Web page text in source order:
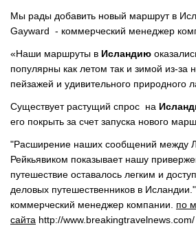
Мы рады добавить новый маршрут в
Gayward - коммерческий менеджер
«Наши маршруты в Исландию
популярны как летом так и зимой из-за
пейзажей и удивительного природного
Существует растущий спрос на
его покрыть за счет запуска нового
"Расширение наших сообщений между
Рейкьявиком показывает нашу
путешествие оставалось легким и
деловых путешественников в
коммерческий менеджер компании. по
сайта http://www.breakingtravelnews.com/